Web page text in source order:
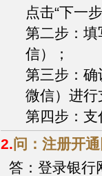
点击“下一
第二步：
信）；
第三步：
微信）进行
第四步：
2.问：注册开
答：登录银行